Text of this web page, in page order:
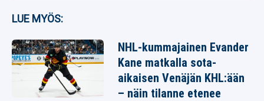
LUE MYÖS:
NHL-kummajainen Evander
Kane matkalla sota-
aikaisen Venäjän KHL:ään
– näin tilanne etenee